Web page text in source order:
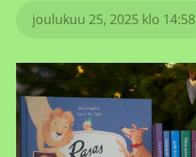
joulukuu 25, 2025 klo 14:58